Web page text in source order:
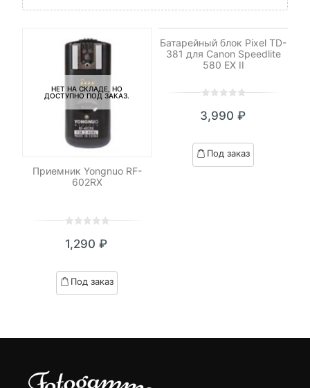
НЕТ НА СКЛАДЕ, НО
ДОСТУПНО ПОД ЗАКАЗ.
Приемник Yongnuo RF-
602RX
out
based
on
1,290 ₽
Под заказ
Батарейный блок Pixel TD-
381 для Canon Speedlite
580 EX II
out
based
on
3,990 ₽
Под заказ